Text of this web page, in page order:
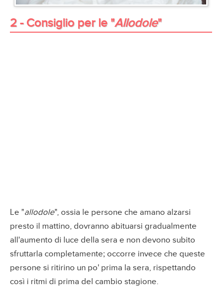
2 - Consiglio per le "Allodole"
Le "allodole", ossia le persone che amano alzarsi
presto il mattino, dovranno abituarsi gradualmente
all'aumento di luce della sera e non devono subito
sfruttarla completamente; occorre invece che queste
persone si ritirino un po' prima la sera, rispettando
così i ritmi di prima del cambio stagione.